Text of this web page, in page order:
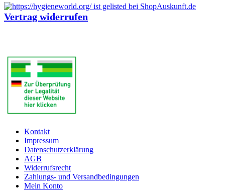
Vertrag widerrufen
Kontakt
Impressum
Datenschutzerklärung
AGB
Widerrufsrecht
Zahlungs- und Versandbedingungen
Mein Konto